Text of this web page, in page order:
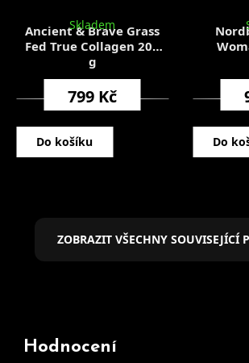
Ancient & Brave Grass
Fed True Collagen 200
g
Skladem
799 Kč
Do košíku Do
ZOBRAZIT VŠECHNY SOUVISEJÍCÍ
Hodnocení